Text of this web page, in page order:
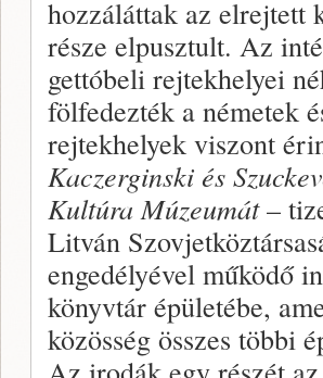
hozzáláttak az elrejtett
része elpusztult. Az
gettóbeli rejtekhe­lyei
fölfedezték a németek
rej­tekhelyek viszont
Kaczerginski és
Kultúra Múzeumát –
Litván
engedélyével működő
könyvtár épületébe,
közösség összes többi